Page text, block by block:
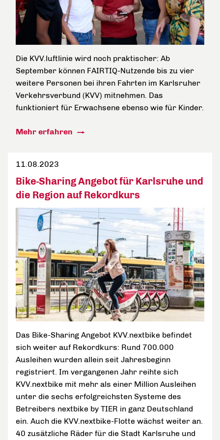
Die KVV.luftlinie wird noch praktischer: Ab
September können FAIRTIQ-Nutzende bis zu vier
weitere Personen bei ihren Fahrten im Karlsruher
Verkehrsverbund (KVV) mitnehmen. Das
funktioniert für Erwachsene ebenso wie für Kinder.
Mehr erfahren
11.08.2023
Bike-Sharing Angebot für Karlsruhe und
die Region auf Rekordkurs
Das Bike-Sharing Angebot KVV.nextbike befindet
sich weiter auf Rekordkurs: Rund 700.000
Ausleihen wurden allein seit Jahresbeginn
registriert. Im vergangenen Jahr reihte sich
KVV.nextbike mit mehr als einer Million Ausleihen
unter die sechs erfolgreichsten Systeme des
Betreibers nextbike by TIER in ganz Deutschland
ein. Auch die KVV.nextbike-Flotte wächst weiter an.
40 zusätzliche Räder für die Stadt Karlsruhe und